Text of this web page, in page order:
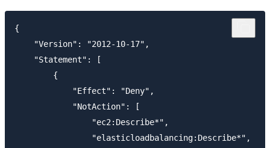
{
    "Version": "2012-10-17",
    "Statement": [
        {
            "Effect": "Deny",
            "NotAction": [
                "ec2:Describe*",
                "elasticloadbalancing:Describe*",